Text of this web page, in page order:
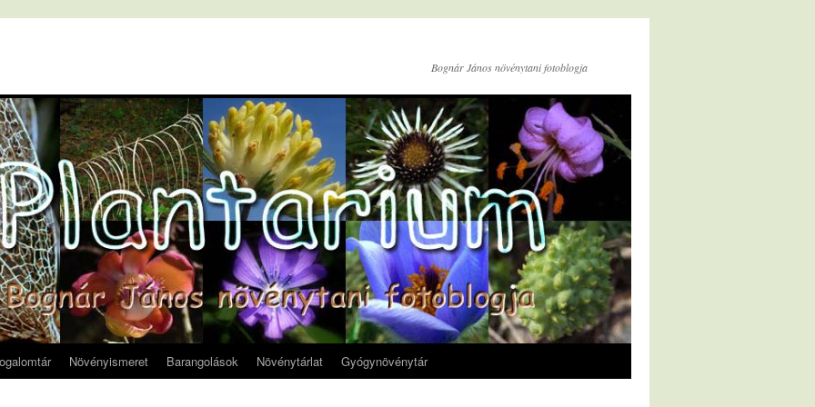
Bognár János növénytani fotoblogja
Növényismeret Barangolások Növénytárlat Gyógynövénytár